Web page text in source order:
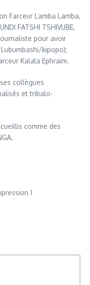
Farceur Lamba Lamba,
FATSHI TSHIVUBE,
pour avoir
kipopo);
Kalala Ephraim.
collègues
et tribalo-
comme des
!